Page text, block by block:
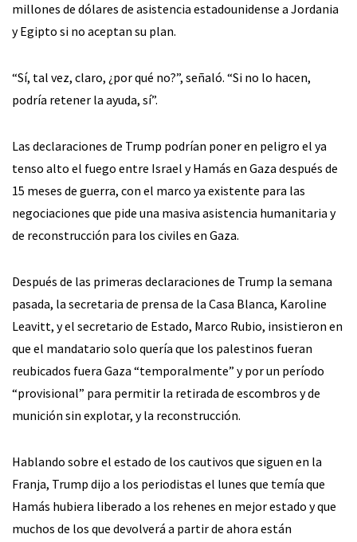
millones de dólares de asistencia estadounidense a Jordania
y Egipto si no aceptan su plan.
“Sí, tal vez, claro, ¿por qué no?”, señaló. “Si no lo hacen,
podría retener la ayuda, sí”.
Las declaraciones de Trump podrían poner en peligro el ya
tenso alto el fuego entre Israel y Hamás en Gaza después de
15 meses de guerra, con el marco ya existente para las
negociaciones que pide una masiva asistencia humanitaria y
de reconstrucción para los civiles en Gaza.
Después de las primeras declaraciones de Trump la semana
pasada, la secretaria de prensa de la Casa Blanca, Karoline
Leavitt, y el secretario de Estado, Marco Rubio, insistieron en
que el mandatario solo quería que los palestinos fueran
reubicados fuera Gaza “temporalmente” y por un período
“provisional” para permitir la retirada de escombros y de
munición sin explotar, y la reconstrucción.
Hablando sobre el estado de los cautivos que siguen en la
Franja, Trump dijo a los periodistas el lunes que temía que
Hamás hubiera liberado a los rehenes en mejor estado y que
muchos de los que devolverá a partir de ahora están